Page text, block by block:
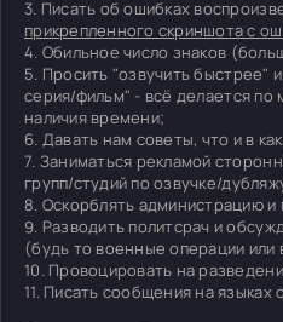
3. Писать об ошибках
прикрепленного скриншота с
4. Обильное число знаков
5. Просить "озвучить быстрее"
серия/фильм" - всё делается по
наличия времени;
6. Давать нам советы, что и в
7. Заниматься рекламой
групп/студий по озвучке/
8. Оскорблять администрацию и
9. Разводить политсрач и
(будь то военные операции
10. Провоцировать на
11. Писать сообщения на языках